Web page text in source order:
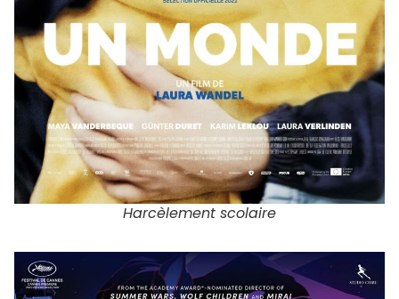
Harcèlement scolaire